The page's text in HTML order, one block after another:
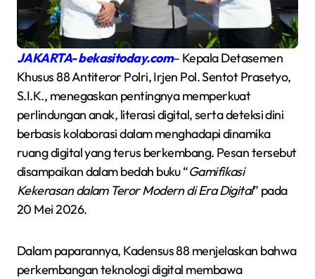
JAKARTA- bekasitoday.com– Kepala Detasemen
Khusus 88 Antiteror Polri, Irjen Pol. Sentot Prasetyo,
S.I.K., menegaskan pentingnya memperkuat
perlindungan anak, literasi digital, serta deteksi dini
berbasis kolaborasi dalam menghadapi dinamika
ruang digital yang terus berkembang. Pesan tersebut
disampaikan dalam bedah buku “Gamifikasi
Kekerasan dalam Teror Modern di Era Digital” pada
20 Mei 2026.
Dalam paparannya, Kadensus 88 menjelaskan bahwa
perkembangan teknologi digital membawa